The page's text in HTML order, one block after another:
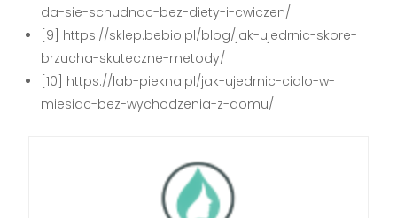
da-sie-schudnac-bez-diety-i-cwiczen/
[9] https://sklep.bebio.pl/blog/jak-ujedrnic-skore-
brzucha-skuteczne-metody/
[10] https://lab-piekna.pl/jak-ujedrnic-cialo-w-
miesiac-bez-wychodzenia-z-domu/